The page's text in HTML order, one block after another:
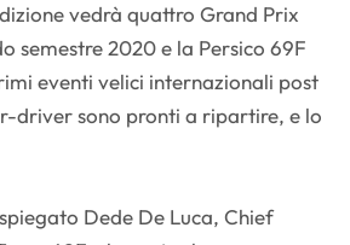
vedrà quattro Grand Prix
semestre 2020 e la Persico 69F
eventi velici internazionali post
driver sono pronti a ripartire, e lo
Dede De Luca, Chief